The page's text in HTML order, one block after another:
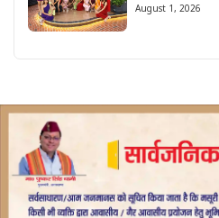
August 1, 2026